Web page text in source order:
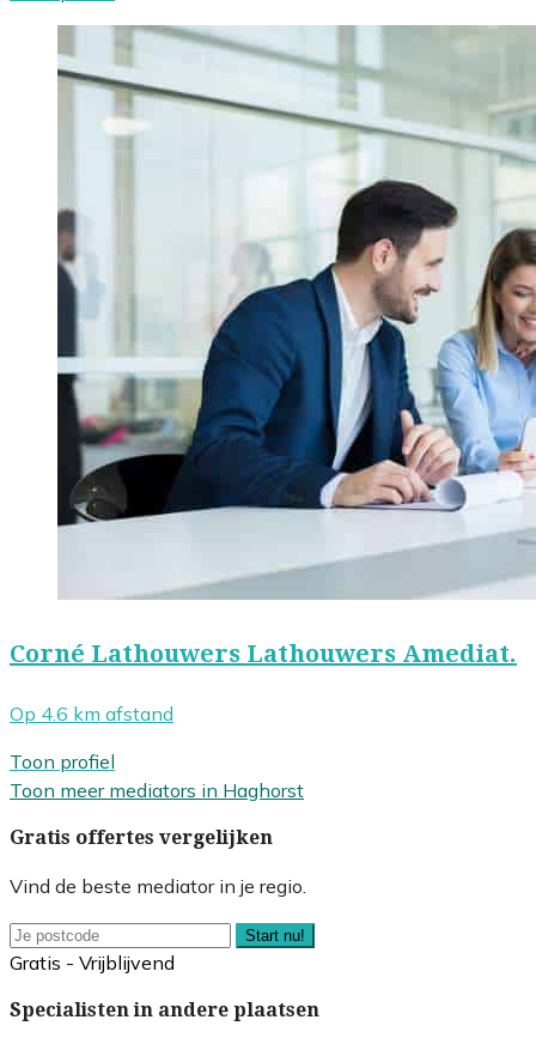
Corné Lathouwers Lathouwers Amediat.
Op 4.6 km afstand
Toon profiel
Toon meer mediators in Haghorst
Gratis offertes vergelijken
Vind de beste mediator in je regio.
Start nu!
Gratis - Vrijblijvend
Specialisten in andere plaatsen